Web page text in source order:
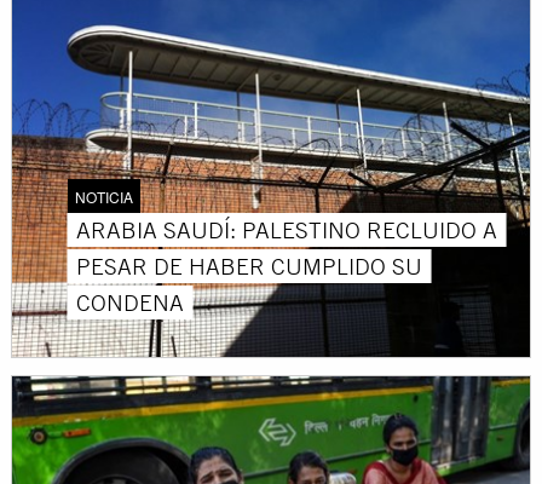
NOTICIA
ARABIA SAUDÍ: PALESTINO RECLUIDO A
PESAR DE HABER CUMPLIDO SU
CONDENA